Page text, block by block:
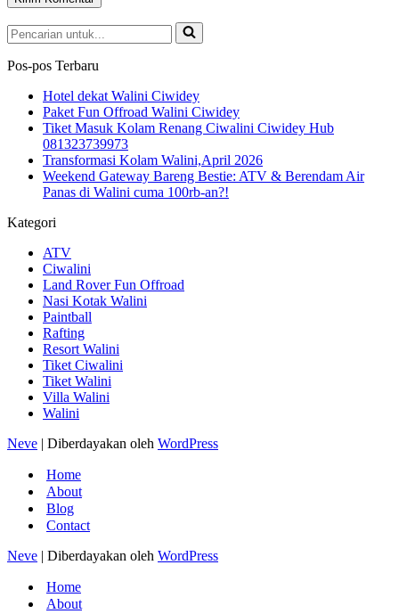
Pencarian
untuk...
Pos-pos Terbaru
Hotel dekat Walini Ciwidey
Paket Fun Offroad Walini Ciwidey
Tiket Masuk Kolam Renang Ciwalini Ciwidey Hub
081323739973
Transformasi Kolam Walini,April 2026
Weekend Gateway Bareng Bestie: ATV & Berendam Air
Panas di Walini cuma 100rb-an?!
Kategori
ATV
Ciwalini
Land Rover Fun Offroad
Nasi Kotak Walini
Paintball
Rafting
Resort Walini
Tiket Ciwalini
Tiket Walini
Villa Walini
Walini
Neve | Diberdayakan oleh WordPress
Home
About
Blog
Contact
Neve | Diberdayakan oleh WordPress
Home
About